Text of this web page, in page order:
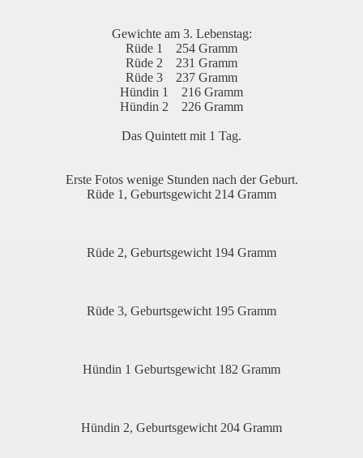
Gewichte am 3. Lebenstag:
Rüde 1 254 Gramm
Rüde 2 231 Gramm
Rüde 3 237 Gramm
Hündin 1 216 Gramm
Hündin 2 226 Gramm
Das Quintett mit 1 Tag.
Erste Fotos wenige Stunden nach der Geburt.
Rüde 1, Geburtsgewicht 214 Gramm
Rüde 2, Geburtsgewicht 194 Gramm
Rüde 3, Geburtsgewicht 195 Gramm
Hündin 1 Geburtsgewicht 182 Gramm
Hündin 2, Geburtsgewicht 204 Gramm